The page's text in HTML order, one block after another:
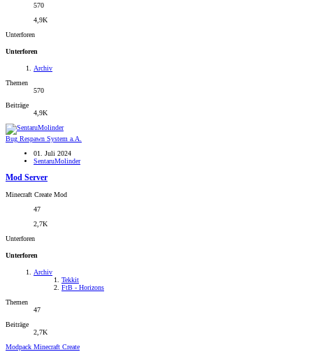
570
4,9K
Unterforen
Unterforen
Archiv
Themen
570
Beiträge
4,9K
Bug Respawn System a.A.
01. Juli 2024
SentaruMolinder
Mod Server
Minecraft Create Mod
47
2,7K
Unterforen
Unterforen
Archiv
Tekkit
FtB - Horizons
Themen
47
Beiträge
2,7K
Modpack Minecraft Create